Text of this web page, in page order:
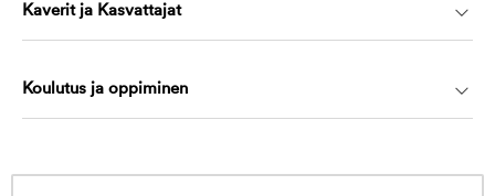
Kaverit ja Kasvattajat
Koulutus ja oppiminen